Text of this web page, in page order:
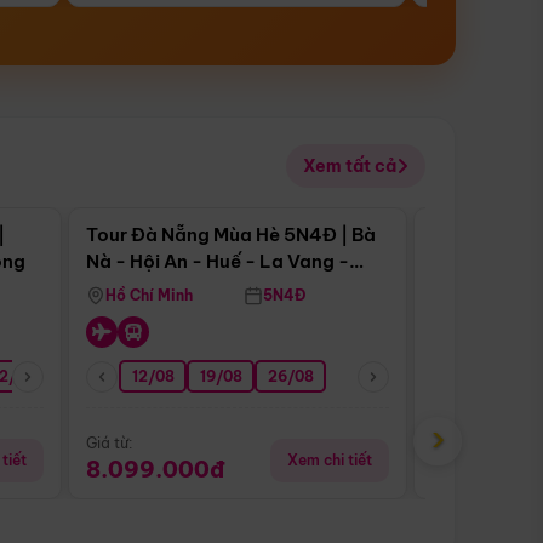
Xem tất cả
08 26/08 05/09 09/09 12/09
tiết
Điểm nổi bật
Tour Đà Nẵng Mùa Hè 5N4Đ | Bà
Nà - Hội An - Huế - La Vang -
Động Thiên Đường
Hồ Chí Minh 5N4Đ
12/08 19/08 26/08
Giá từ:
8.099.000đ Xem chi tiết
Giá từ:
›